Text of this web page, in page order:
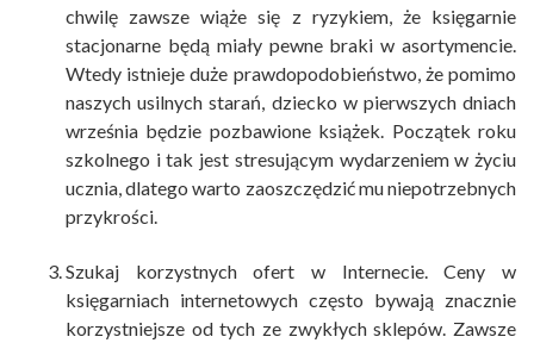
chwilę zawsze wiąże się z ryzykiem, że księgarnie
stacjonarne będą miały pewne braki w asortymencie.
Wtedy istnieje duże prawdopodobieństwo, że pomimo
naszych usilnych starań, dziecko w pierwszych dniach
września będzie pozbawione książek. Początek roku
szkolnego i tak jest stresującym wydarzeniem w życiu
ucznia, dlatego warto zaoszczędzić mu niepotrzebnych
przykrości.
Szukaj korzystnych ofert w Internecie. Ceny w
księgarniach internetowych często bywają znacznie
korzystniejsze od tych ze zwykłych sklepów. Zawsze